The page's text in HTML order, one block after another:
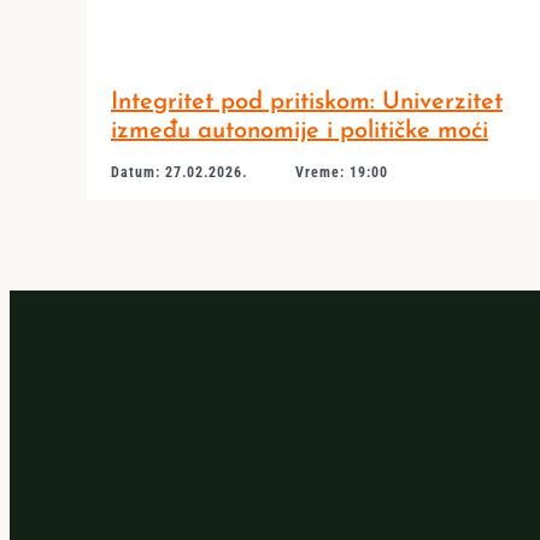
Integritet pod pritiskom: Univerzitet
između autonomije i političke moći
Datum: 27.02.2026. Vreme: 19:00